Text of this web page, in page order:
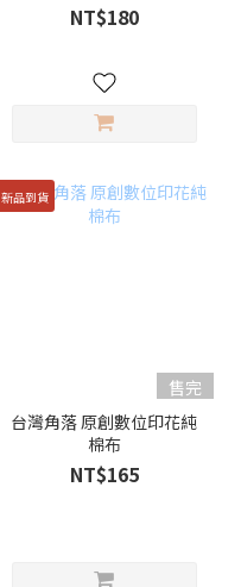
NT$180
新品到貨
售完
台灣角落 原創數位印花純
棉布
NT$165